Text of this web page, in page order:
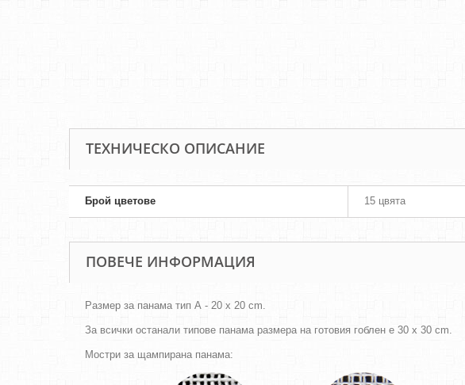
ТЕХНИЧЕСКО ОПИСАНИЕ
Брой цветове 15 цвята
ПОВЕЧЕ ИНФОРМАЦИЯ
Размер за панама тип А - 20 x 20 cm.
За всички останали типове панама размера на готовия гоблен е 30 x 30 cm.
Мостри за щампирана панама: